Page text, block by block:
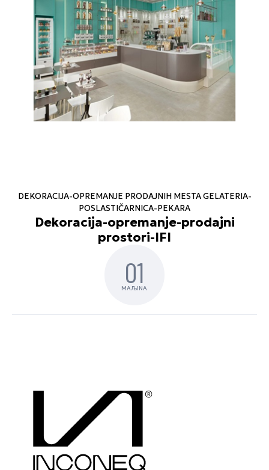
DEKORACIJA-OPREMANJE PRODAJNIH MESTA GELATERIA-
POSLASTIČARNICA-PEKARA
Dekoracija-opremanje-prodajni
prostori-IFI
01
MAЉINA